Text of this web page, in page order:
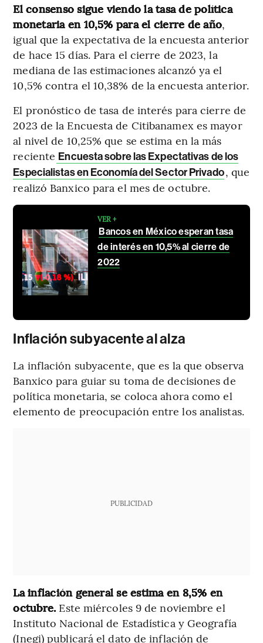
El consenso sigue viendo la tasa de política
monetaria en 10,5% para el cierre de año,
igual que la expectativa de la encuesta anterior
de hace 15 días. Para el cierre de 2023, la
mediana de las estimaciones alcanzó ya el
10,5% contra el 10,38% de la encuesta anterior.
El pronóstico de tasa de interés para cierre de
2023 de la Encuesta de Citibanamex es mayor
al nivel de 10,25% que se estima en la más
reciente Encuesta sobre las Expectativas de los
Especialistas en Economía del Sector Privado, que
realizó Banxico para el mes de octubre.
VER +
Bancos en México esperan tasa
de interés en 10,5% al cierre de
2022
Inflación subyacente al alza
La inflación subyacente, que es la que observa
Banxico para guiar su toma de decisiones de
política monetaria, se coloca ahora como el
elemento de preocupación entre los analistas.
PUBLICIDAD
La inflación general se estima en 8,5% en
octubre. Este miércoles 9 de noviembre el
Instituto Nacional de Estadística y Geografía
(Inegi) publicará el dato de inflación de